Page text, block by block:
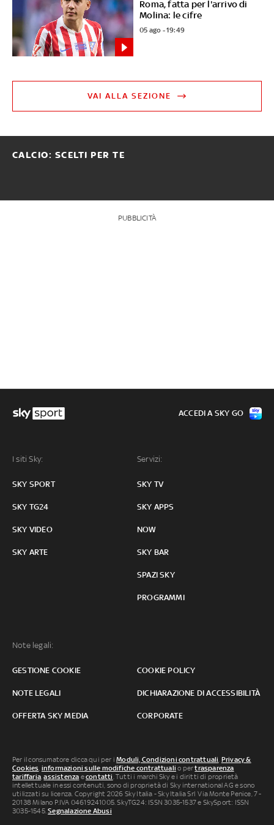
Roma, fatta per l'arrivo di
Molina: le cifre
05 ago - 19:49
VAI ALLA SEZIONE
CALCIO: SCELTI PER TE
PUBBLICITÀ
I siti Sky:
SKY SPORT
SKY TG24
SKY VIDEO
SKY ARTE
Servizi:
SKY TV
SKY APPS
NOW
SKY BAR
SPAZI SKY
PROGRAMMI
Note legali:
GESTIONE COOKIE COOKIE POLICY
NOTE LEGALI DICHIARAZIONE DI ACCESSIBILITÀ
OFFERTA SKY MEDIA CORPORATE
ACCEDI A SKY GO
Per il consumatore clicca qui per iModuli, Condizioni contrattuali, Privacy &
Cookies, informazioni sulle modifiche contrattuali o pertrasparenza
tariffaria,assistenza econtatti. Tutti i marchi Sky e i diritti di proprietà
intellettuale in essi contenuti, sono di proprietà di Sky international AG e sono
utilizzati su licenza. Copyright 2026 Sky Italia - Sky Italia Srl Via Monte Penice, 7 -
20138 Milano P.IVA 04619241005. SkyTG24: ISSN 3035-1537 e SkySport: ISSN
3035-1545.Segnalazione Abusi